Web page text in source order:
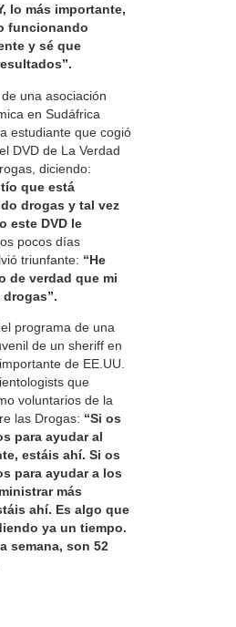
lo más importante,
funcionando
y sé que
una asociación
en Sudáfrica
estudiante que cogió
DVD de La Verdad
diciendo:
que está
drogas y tal vez
este DVD le
pocos días
triunfante: “He
de verdad que mi
programa de una
de un sheriff en
de EE.UU.
que
voluntarios de la
las Drogas: “Si os
para ayudar al
estáis ahí. Si os
para ayudar a los
más
ahí. Es algo que
ya un tiempo.
semana, son 52